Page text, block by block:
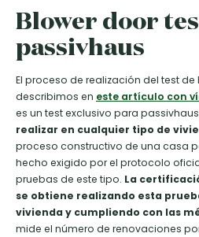
Blower door
passivhaus
El proceso de realización del test de
describimos en este artículo con
es un test exclusivo para
realizar en cualquier tipo de
proceso constructivo de una casa
hecho exigido por el protocolo
pruebas de este tipo. La
se obtiene realizando esta
vivienda y cumpliendo con las
mide el número de renovaciones